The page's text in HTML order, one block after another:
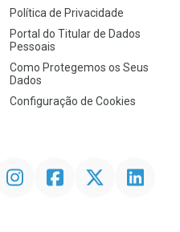
Política de Privacidade
Portal do Titular de Dados
Pessoais
Como Protegemos os Seus
Dados
Configuração de Cookies
InstagramFacebookTwitter Linkedin